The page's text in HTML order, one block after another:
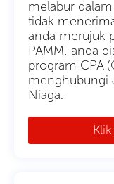
melabur
tidak
anda merujuk
PAMM, anda
program CPA
menghubungi
Niaga.